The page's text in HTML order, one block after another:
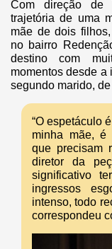
Com direção de
trajetória de uma
mãe de dois
no bairro
destino com
momentos desde a
segundo marido,
“O espetáculo
minha mãe, é
que precisam
diretor da
significativo
ingressos
intenso, todo
correspondeu